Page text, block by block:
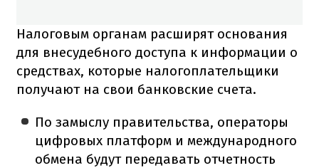
Налоговым органам расширят основания
для внесудебного доступа к информации о
средствах, которые налогоплательщики
получают на свои банковские счета.
По замыслу правительства, операторы
цифровых платформ и международного
обмена будут передавать отчетность